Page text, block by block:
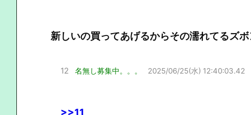
新しいの買ってあげるからその濡れてるズ
12 名無し募集中。。。 2025/06/25(水) 12:40:03.42